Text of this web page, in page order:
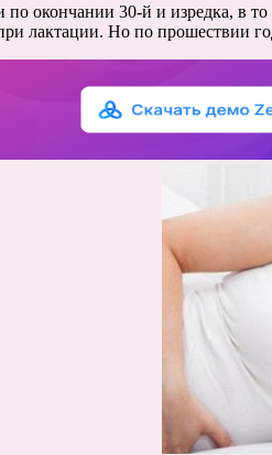
окончании 30-й и изредка, в
лактации. Но по прошествии